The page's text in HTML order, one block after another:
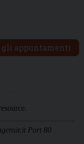
appuntamenti